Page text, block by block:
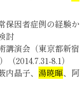
保因者症例の経験か
討
講演会（東京都新宿
2014.7.31-8.1）
晶子、 湯暁暉、阿